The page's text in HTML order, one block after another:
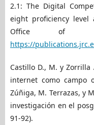
2.1: The Digital
eight proficiency level
Office of
https://
Castillo D., M. y Zorrilla
internet como campo
Zúñiga, M. Terrazas, y
investigación en el
91-92).